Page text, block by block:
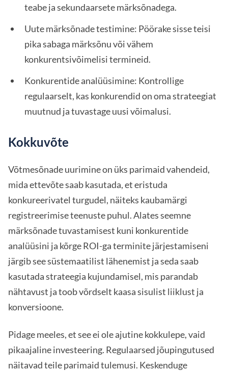
teabe ja sekundaarsete märksõnadega.
Uute märksõnade testimine: Pöörake sisse teisi
pika sabaga märksõnu või vähem
konkurentsivõimelisi termineid.
Konkurentide analüüsimine: Kontrollige
regulaarselt, kas konkurendid on oma strateegiat
muutnud ja tuvastage uusi võimalusi.
Kokkuvõte
Võtmesõnade uurimine on üks parimaid vahendeid,
mida ettevõte saab kasutada, et eristuda
konkureerivatel turgudel, näiteks kaubamärgi
registreerimise teenuste puhul. Alates seemne
märksõnade tuvastamisest kuni konkurentide
analüüsini ja kõrge ROI-ga terminite järjestamiseni
järgib see süstemaatilist lähenemist ja seda saab
kasutada strateegia kujundamisel, mis parandab
nähtavust ja toob võrdselt kaasa sisulist liiklust ja
konversioone.
Pidage meeles, et see ei ole ajutine kokkulepe, vaid
pikaajaline investeering. Regulaarsed jõupingutused
näitavad teile parimaid tulemusi. Keskenduge